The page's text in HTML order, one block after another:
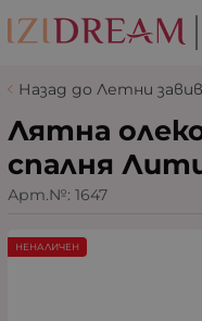
Назад до Летни
Лятна
спалня
Арт.№: 1647
НЕНАЛИЧЕН